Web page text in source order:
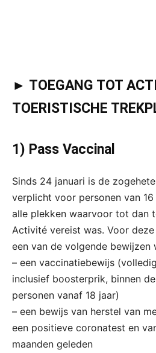
► TOEGANG TOT
TOERISTISCHE
1) Pass Vaccinal
Sinds 24 januari is de
verplicht voor personen van
alle plekken waarvoor tot dan
Activité vereist was. Voor
een van de volgende bewijzen
– een vaccinatiebewijs
inclusief boosterprik, binnen
personen vanaf 18 jaar)
– een bewijs van herstel van
een positieve coronatest en
maanden geleden